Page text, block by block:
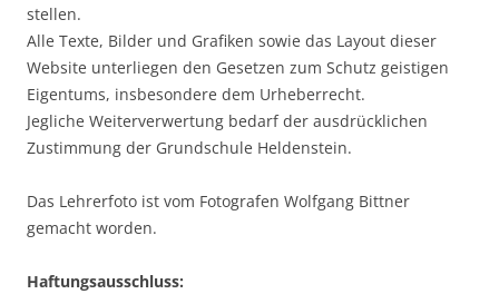
stellen.
Alle Texte, Bilder und Grafiken sowie das Layout dieser
Website unterliegen den Gesetzen zum Schutz geistigen
Eigentums, insbesondere dem Urheberrecht.
Jegliche Weiterverwertung bedarf der ausdrücklichen
Zustimmung der Grundschule Heldenstein.
Das Lehrerfoto ist vom Fotografen Wolfgang Bittner
gemacht worden.
Haftungsausschluss: